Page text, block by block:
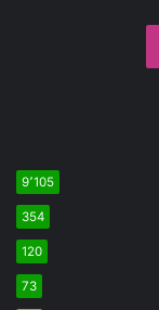
9٬105
354
120
73